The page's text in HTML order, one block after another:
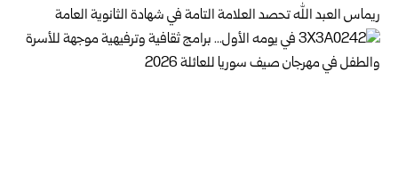
ريماس العبد الله تحصد العلامة التامة في شهادة الثانوية العامة